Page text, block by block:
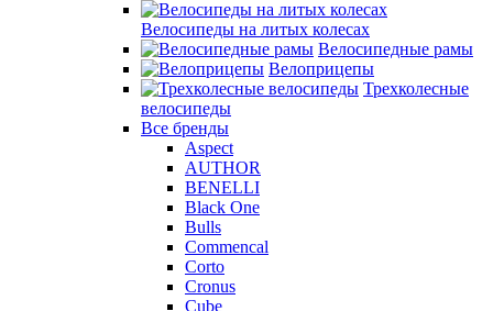
Велосипеды на литых колесах
Велосипедные рамы
Велоприцепы
Трехколесные
велосипеды
Все бренды
Aspect
AUTHOR
BENELLI
Black One
Bulls
Commencal
Corto
Cronus
Cube